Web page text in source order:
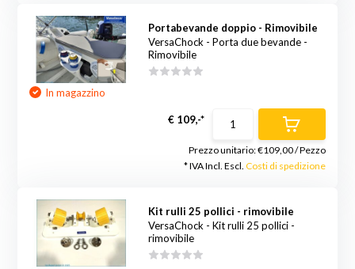
Portabevande doppio - Rimovibile
VersaChock - Porta due bevande -
Rimovibile
In magazzino
€ 109,-*
Prezzo unitario:€109,00/Pezzo
* IVA Incl. Escl. Costi di spedizione
Kit rulli 25 pollici - rimovibile
VersaChock - Kit rulli 25 pollici -
rimovibile